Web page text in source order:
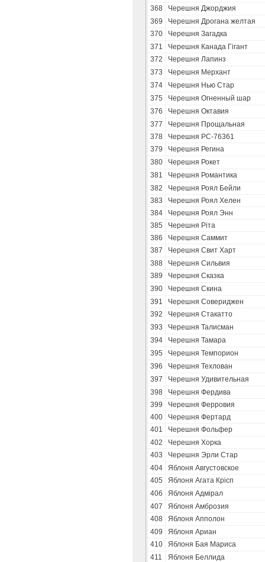
368
Черешня Джорджия
369
Черешня Дрогана желтая
370
Черешня Загадка
371
Черешня Канада Гігант
372
Черешня Лапинз
373
Черешня Мерхант
374
Черешня Нью Стар
375
Черешня Огненный шар
376
Черешня Октавия
377
Черешня Прощальная
378
Черешня РС-76361
379
Черешня Регина
380
Черешня Рокет
381
Черешня Романтика
382
Черешня Роял Бейли
383
Черешня Роял Хелен
384
Черешня Роял Энн
385
Черешня Ріта
386
Черешня Саммит
387
Черешня Свит Харт
388
Черешня Сильвия
389
Черешня Сказка
390
Черешня Скина
391
Черешня Совериджен
392
Черешня Стакатто
393
Черешня Талисман
394
Черешня Тамара
395
Черешня Темпорион
396
Черешня Техлован
397
Черешня Удивительная
398
Черешня Фердива
399
Черешня Ферровия
400
Черешня Фертард
401
Черешня Фольфер
402
Черешня Хорка
403
Черешня Эрли Стар
404
Яблоня Августовское
405
Яблоня Агата Крісп
406
Яблоня Адмірал
407
Яблоня Амброзия
408
Яблоня Апполон
409
Яблоня Ариан
410
Яблоня Бая Мариса
411
Яблоня Беллида